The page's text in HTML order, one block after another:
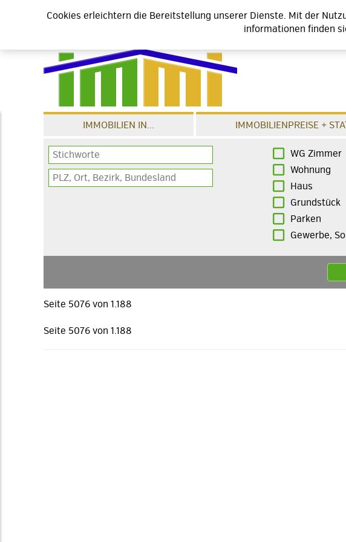
IMMOBILIEN IN... IMMOBILIENPREISE +
WG Zimmer
Wohnung
Haus
Grundstück
Parken
Gewerbe,
Seite 5076 von 1.188
Seite 5076 von 1.188
Cookies erleichtern die Bereitstellung unserer Dienste. Mit der
informationen finden